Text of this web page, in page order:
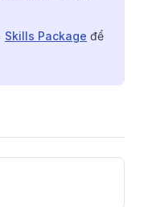
Skills Package để